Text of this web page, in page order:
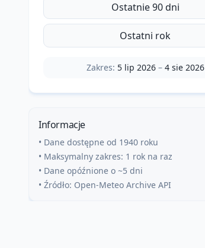
Ostatnie 90 dni
Ostatni rok
Zakres: 5 lip 2026– 4 sie 2026
Informacje
• Dane dostępne od 1940 roku
• Maksymalny zakres: 1 rok na raz
• Dane opóźnione o ~5 dni
• Źródło: Open-Meteo Archive API